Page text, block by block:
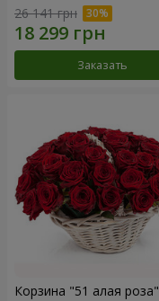
26 141 грн
Заказать
Корзина "51 алая роза"